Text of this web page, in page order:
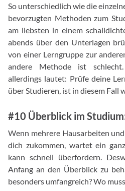
So unterschiedlich wie die
bevorzugten Methoden zum
am liebsten in einem
abends über den Unterlagen
von einer Lerngruppe zur
andere Methode ist
allerdings lautet: Prüfe deine
über Studieren, ist in diesem Fall
#10 Überblick im
Wenn mehrere Hausarbeiten
dich zukommen, wartet ein
kann schnell überfordern.
Anfang an den Überblick zu
besonders umfangreich? Wo